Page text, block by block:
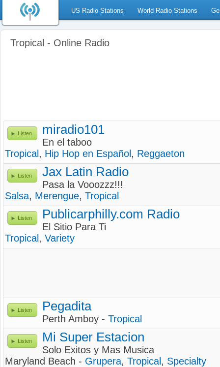
US Radio Stations World Radio Stations
Tropical - Online Radio
Listen miradio101
En el taboo
Tropical , Hip Hop en Español , Reggaeton
Listen Jax Latin Radio
Pasa la Vooozzz!!!
Salsa, Merengue, Tropical
Listen Publicarphilly.com Radio
El Sitio Para Ti
Tropical , Variety
Listen Pegadita
Perth Amboy - Tropical
Listen Mi Super Estacion
Solo Exitos y Mas Musica
Maryland Beach - Grupera, Tropical , Specialty